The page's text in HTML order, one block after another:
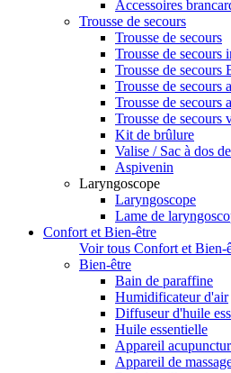
Accessoires
Trousse de secours
Trousse de secours
Trousse de secours
Trousse de secours
Trousse de secours
Trousse de secours
Trousse de secours
Kit de brûlure
Valise / Sac à dos
Aspivenin
Laryngoscope
Laryngoscope
Lame de
Confort et Bien-être
Voir tous Confort et Bien-
Bien-être
Bain de paraffine
Humidificateur d'air
Diffuseur d'huile
Huile essentielle
Appareil
Appareil de